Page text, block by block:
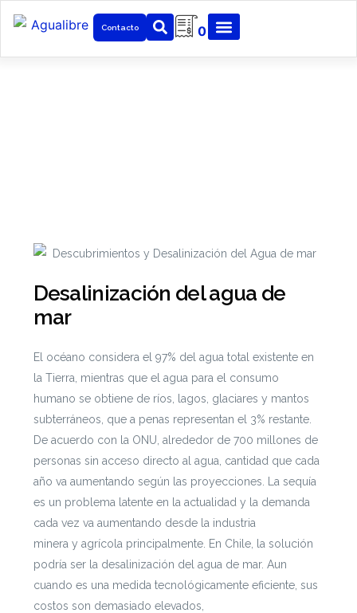
Contacto 0
Desalinización del agua de
mar
El océano considera el 97% del agua total existente en
la Tierra, mientras que el agua para el consumo
humano se obtiene de ríos, lagos, glaciares y mantos
subterráneos, que a penas representan el 3% restante.
De acuerdo con la ONU, alrededor de 700 millones de
personas sin acceso directo al agua, cantidad que cada
año va aumentando según las proyecciones. La sequía
es un problema latente en la actualidad y la demanda
cada vez va aumentando desde la industria
minera y agrícola principalmente. En Chile, la solución
podría ser la desalinización del agua de mar. Aun
cuando es una medida tecnológicamente eficiente, sus
costos son demasiado elevados,